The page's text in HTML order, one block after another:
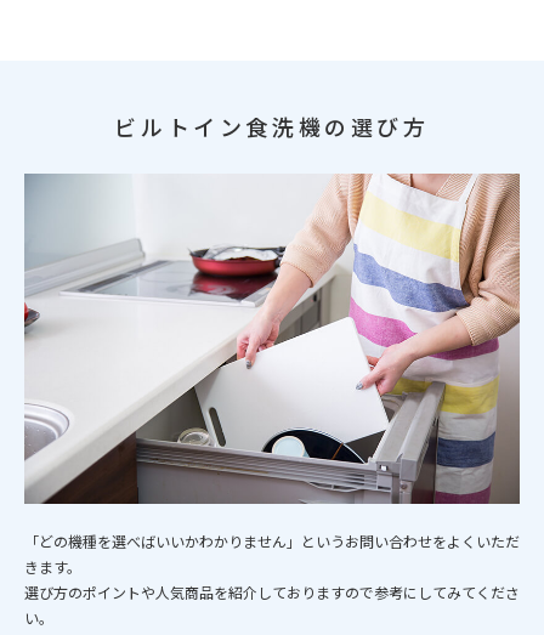
ビルトイン食洗機の選び方
「どの機種を選べばいいかわかりません」というお問い合わせをよくいただ
きます。
選び方のポイントや人気商品を紹介しておりますので参考にしてみてくださ
い。